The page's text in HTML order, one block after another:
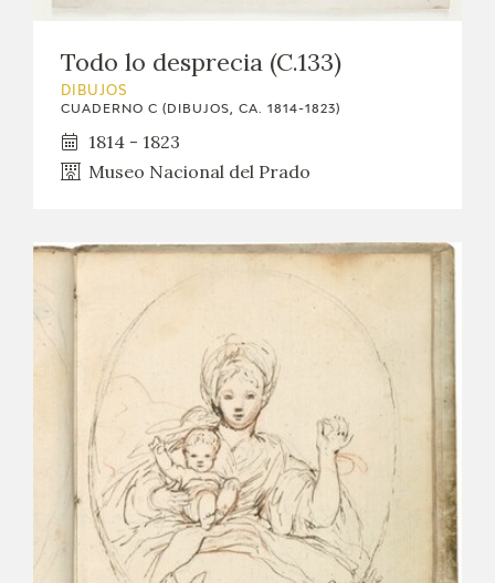
Todo lo desprecia (C.133)
DIBUJOS
CUADERNO C (DIBUJOS, CA. 1814-1823)
1814 - 1823
Museo Nacional del Prado